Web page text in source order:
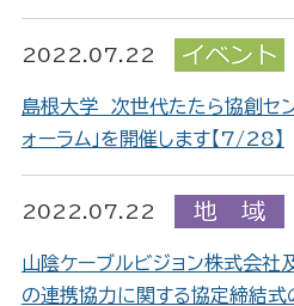
2022.07.22
島根大学 次世代たたら協創セ
ォーラム」を開催します【7/28】
2022.07.22
山陰ケーブルビジョン株式会社
の連携協力に関する協定締結式